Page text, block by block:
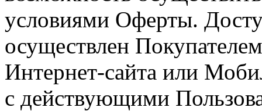
условиями Оферты.
осуществлен
Интернет-сайта или
с действующими